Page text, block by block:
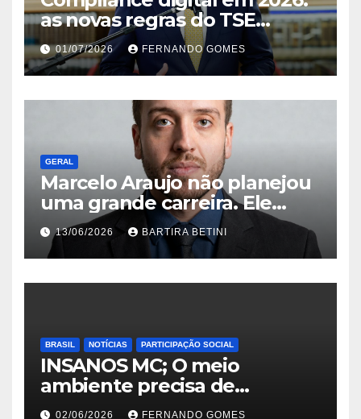
as novas regras do TSE
contra deepfakes e o desafio
jurídico de proteger
transmissões ao vivo
01/07/2026 FERNANDO GOMES
GERAL
Marcelo Araujo não planejou
uma grande carreira. Ele
simplesmente nunca aceitou
que o que existia fosse
suficiente
13/06/2026 BARTIRA BETINI
BRASIL NOTÍCIAS PARTICIPAÇÃO SOCIAL
INSANOS MC; O meio
ambiente precisa de
atitude… e a irmandade vai
02/06/2026 FERNANDO GOMES